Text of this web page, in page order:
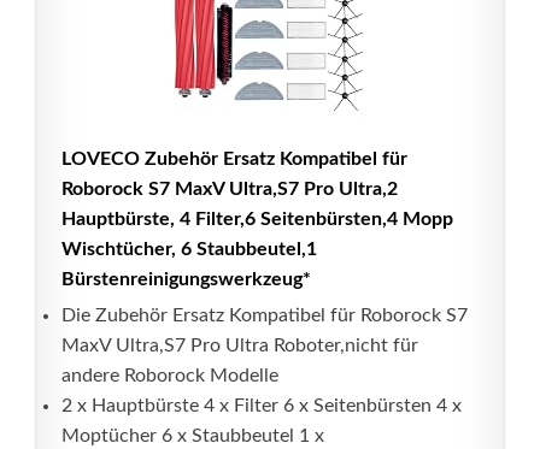
LOVECO Zubehör Ersatz Kompatibel für
Roborock S7 MaxV Ultra,S7 Pro Ultra,2
Hauptbürste, 4 Filter,6 Seitenbürsten,4 Mopp
Wischtücher, 6 Staubbeutel,1
Bürstenreinigungswerkzeug*
Die Zubehör Ersatz Kompatibel für Roborock S7
MaxV Ultra,S7 Pro Ultra Roboter,nicht für
andere Roborock Modelle
2 x Hauptbürste 4 x Filter 6 x Seitenbürsten 4 x
Moptücher 6 x Staubbeutel 1 x